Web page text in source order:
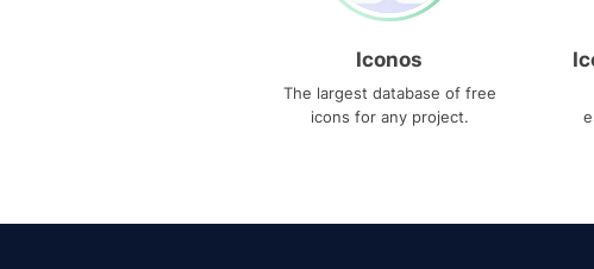
Iconos
The largest database of free
icons for any project.